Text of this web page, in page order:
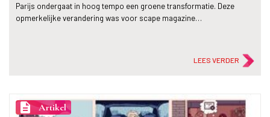
Parijs ondergaat in hoog tempo een groene transformatie. Deze
opmerkelijke verandering was voor scape magazine…
LEES VERDER
description Artikel